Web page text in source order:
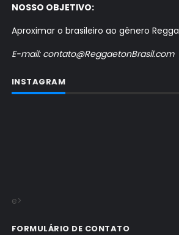
NOSSO OBJETIVO:
Aproximar o brasileiro ao gênero
E-mail: contato@ReggaetonBrasil.com
INSTAGRAM
e>
FORMULÁRIO DE CONTATO